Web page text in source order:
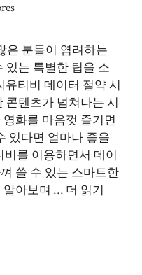
은 분들이 염려하는
있는 특별한 팁을 소
유티비 데이터 절약 시
콘텐츠가 넘쳐나는 시
화를 마음껏 즐기면
있다면 얼마나 좋을
를 이용하면서 데이
쓸 수 있는 스마트한
알아보며 … 더 읽기